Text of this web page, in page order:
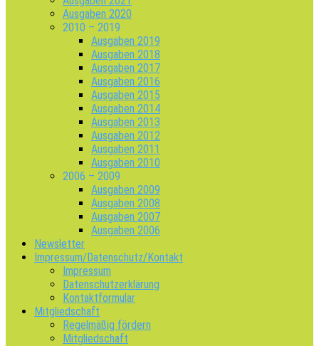
Ausgaben 2020
2010 – 2019
Ausgaben 2019
Ausgaben 2018
Ausgaben 2017
Ausgaben 2016
Ausgaben 2015
Ausgaben 2014
Ausgaben 2013
Ausgaben 2012
Ausgaben 2011
Ausgaben 2010
2006 – 2009
Ausgaben 2009
Ausgaben 2008
Ausgaben 2007
Ausgaben 2006
Newsletter
Impressum/Datenschutz/Kontakt
Impressum
Datenschutzerklärung
Kontaktformular
Mitgliedschaft
Regelmäßig fördern
Mitgliedschaft